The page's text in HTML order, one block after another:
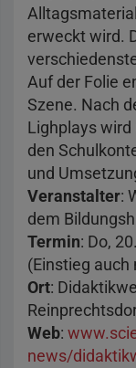
erweckt wird.
Auf der Folie
Szene. Nach
Lighplays
den
und
Veranstalter:
dem
Termin: Do,
(Einstieg auch
Ort:
Web:
news/